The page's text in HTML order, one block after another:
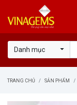
Danh mục
TRANG CHỦ SẢN PHẨM